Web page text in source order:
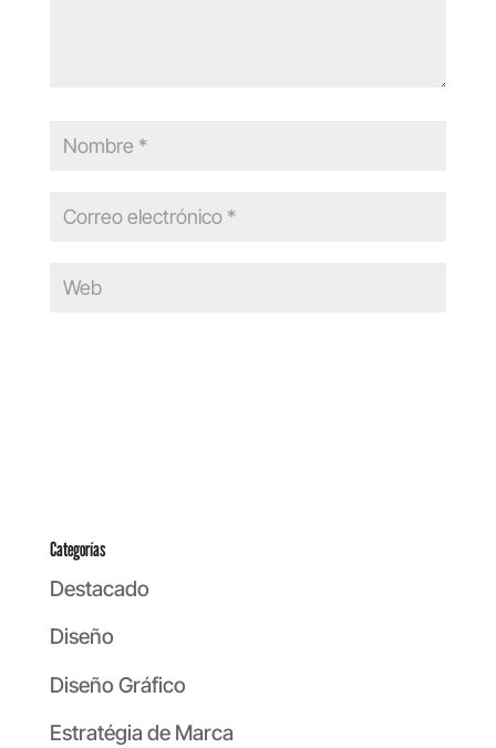
Categorías
Destacado
Diseño
Diseño Gráfico
Estratégia de Marca